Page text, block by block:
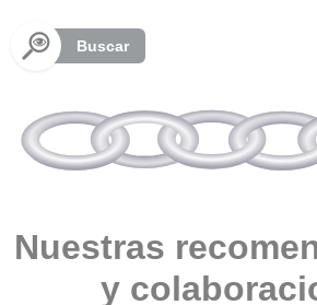
Buscar
Nuestras
y